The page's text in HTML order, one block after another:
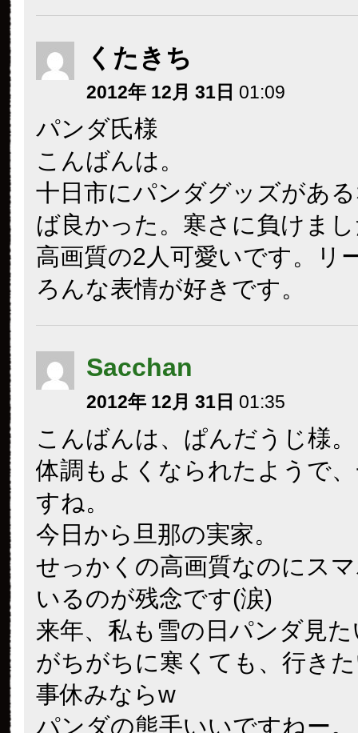
くたきち
2012年 12月 31日 01:09
パンダ氏様
こんばんは。
十日市にパンダグッズがあ
ば良かった。寒さに負けま
高画質の2人可愛いです。リ
ろんな表情が好きです。
Sacchan
2012年 12月 31日 01:35
こんばんは、ぱんだうじ様。
体調もよくなられたようで
すね。
今日から旦那の実家。
せっかくの高画質なのにス
いるのが残念です(涙)
来年、私も雪の日パンダ見
がちがちに寒くても、行き
事休みならw
パンダの熊手いいですねー。